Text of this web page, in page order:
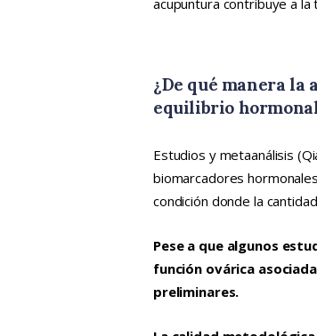
¿De qué manera
equilibrio
Estudios y metaanálisis
biomarcadores
condición donde la
Pese a que algunos
función ovárica
preliminares.